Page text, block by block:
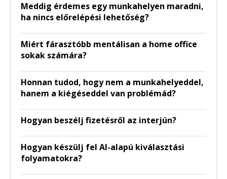
Meddig érdemes egy munkahelyen maradni,
ha nincs előrelépési lehetőség?
Miért fárasztóbb mentálisan a home office
sokak számára?
Honnan tudod, hogy nem a munkahelyeddel,
hanem a kiégéseddel van problémád?
Hogyan beszélj fizetésről az interjún?
Hogyan készülj fel AI-alapú kiválasztási
folyamatokra?